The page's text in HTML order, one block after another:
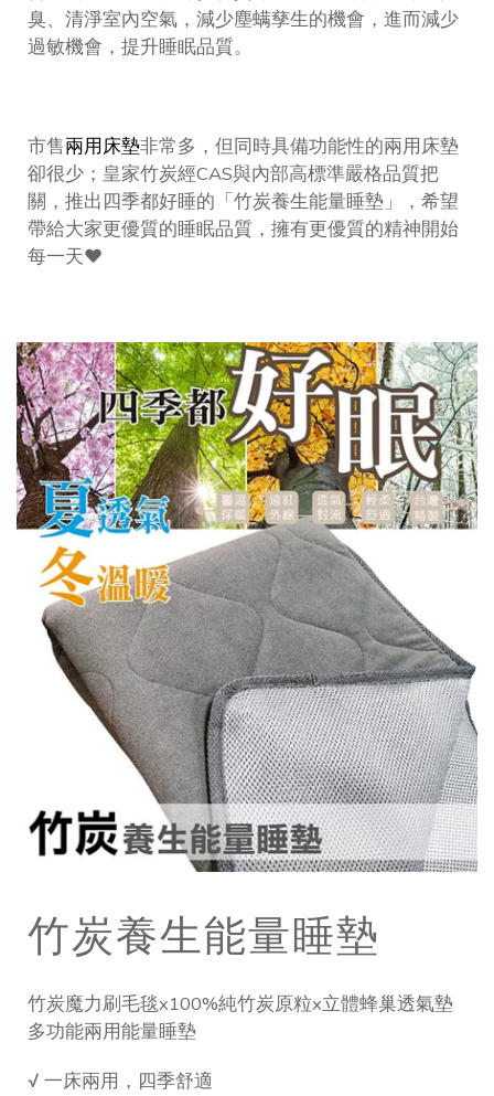
臭、清淨室內空氣，減少塵螨孳生的機會，進而減少
過敏機會，提升睡眠品質。
市售兩用床墊非常多，但同時具備功能性的兩用床墊
卻很少；皇家竹炭經CAS與內部高標準嚴格品質把
關，推出四季都好睡的「竹炭養生能量睡墊」，希望
帶給大家更優質的睡眠品質，擁有更優質的精神開始
每一天❤
竹炭養生能量睡墊
竹炭魔力刷毛毯x100%純竹炭原粒x立體蜂巢透氣墊
多功能兩用能量睡墊
√ 一床兩用，四季舒適